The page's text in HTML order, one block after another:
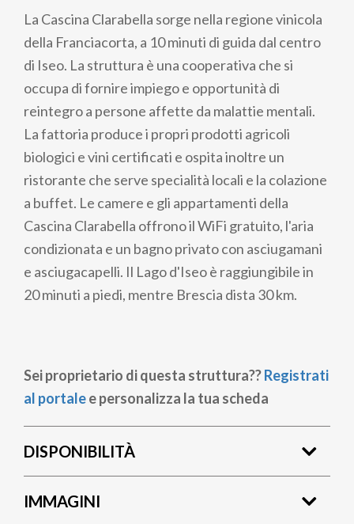
La Cascina Clarabella sorge nella regione vinicola
della Franciacorta, a 10 minuti di guida dal centro
di Iseo. La struttura è una cooperativa che si
occupa di fornire impiego e opportunità di
reintegro a persone affette da malattie mentali.
La fattoria produce i propri prodotti agricoli
biologici e vini certificati e ospita inoltre un
ristorante che serve specialità locali e la colazione
a buffet. Le camere e gli appartamenti della
Cascina Clarabella offrono il WiFi gratuito, l'aria
condizionata e un bagno privato con asciugamani
e asciugacapelli. Il Lago d'Iseo è raggiungibile in
20 minuti a piedi, mentre Brescia dista 30 km.
Sei proprietario di questa struttura??Registrati
al portalee personalizza la tua scheda
DISPONIBILITÀ
IMMAGINI